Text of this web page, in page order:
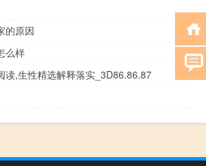
的原因
么样
读,生性精选解释落实_3D86.86.87